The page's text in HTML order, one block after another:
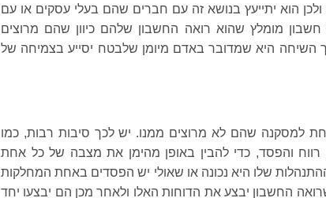
הוא יתייעץ בנושא זה עם חברים שהם בעלי עסקים או עם
מומלץ שהוא רואה החשבון שלהם כיוון שהם מרוצים
השיחה היא שמדובר באדם מיומן שלבטח יסייע בצמיחה של
למסקנה שהם לא מרוצים ממנו. יש לכך סיבות רבות, כמו
והפסד, כדי להבין באופן מהימן את מצבה של כל אחת
שלו היא נכונה או שאולי יש הפסדים באחת המחלקות
החשבון יבצע את הדוחות האלו ולאחר מכן הם יבצעו יחד